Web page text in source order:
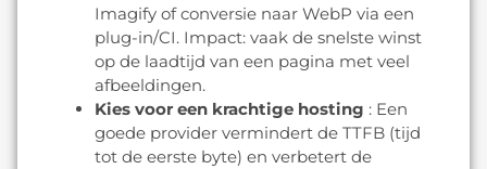
Imagify of conversie naar WebP via een
plug-in/CI. Impact: vaak de snelste winst
op de laadtijd van een pagina met veel
afbeeldingen.
Kies voor een krachtige hosting : Een
goede provider vermindert de TTFB (tijd
tot de eerste byte) en verbetert de